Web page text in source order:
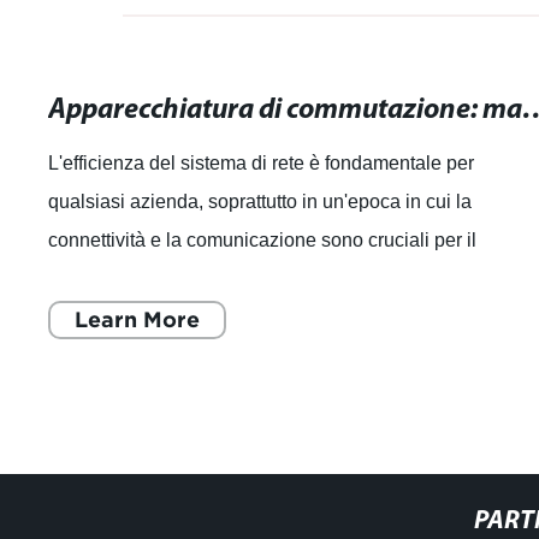
Apparecchiatura di
L'efficienza del sistema di rete è fondamentale per
qualsiasi azienda, soprattutto in un'epoca in cui la
connettività e la comunicazione sono cruciali per il
Learn More